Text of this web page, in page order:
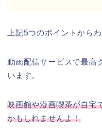
上記5つのポイントからわ
動画配信サービスで最高
います。
映画館や漫画喫茶が自宅
かもしれませんよ！